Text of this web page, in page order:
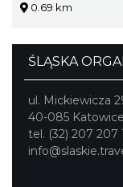
0.69 km
ŚLĄSKA
ul. Mickiewicza
40-085 Katowice
tel. (32) 207 207